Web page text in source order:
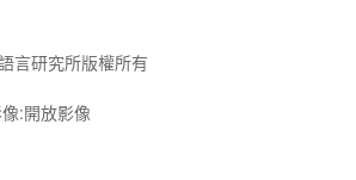
言研究所版權所有
:開放影像